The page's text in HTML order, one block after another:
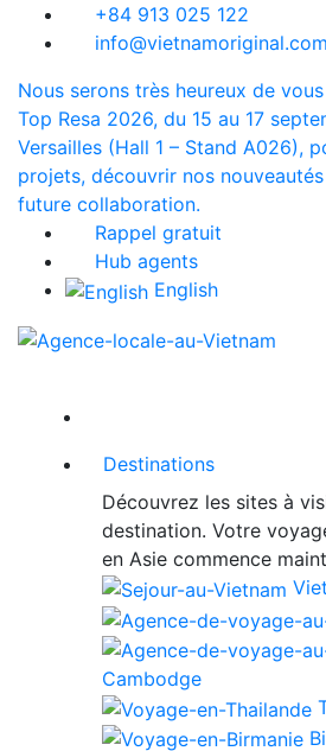
+84 913 025 122
info@vietnamoriginal.com
Nous serons très heureux de vous
Top Resa 2026, du 15 au 17
Versailles (Hall 1 – Stand A026),
projets, découvrir nos
future collaboration.
Rappel gratuit
Hub agents
English
Destinations
Découvrez les sites à
destination. Votre
en Asie commence
Cambodge